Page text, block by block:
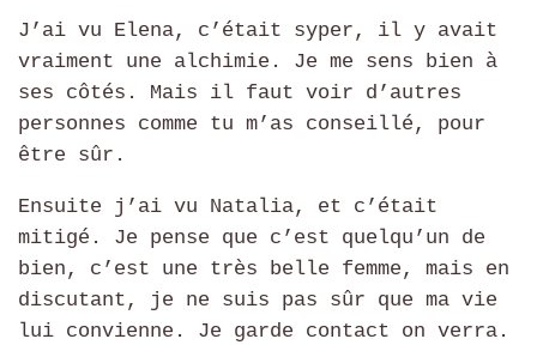
J’ai vu Elena, c’était syper, il y avait
vraiment une alchimie. Je me sens bien à
ses côtés. Mais il faut voir d’autres
personnes comme tu m’as conseillé, pour
être sûr.
Ensuite j’ai vu Natalia, et c’était
mitigé. Je pense que c’est quelqu’un de
bien, c’est une très belle femme, mais en
discutant, je ne suis pas sûr que ma vie
lui convienne. Je garde contact on verra.